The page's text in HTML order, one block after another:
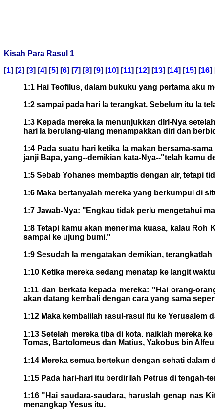
Kisah Para Rasul 1
[1] [2] [3] [4] [5] [6] [7] [8] [9] [10] [11] [12] [13] [14] [15] [16]
1:1 Hai Teofilus, dalam bukuku yang pertama aku
1:2 sampai pada hari Ia terangkat. Sebelum itu Ia
1:3 Kepada mereka Ia menunjukkan diri-Nya
hari Ia berulang-ulang menampakkan diri dan
1:4 Pada suatu hari ketika Ia makan bersama-
janji Bapa, yang--demikian kata-Nya--"telah kamu
1:5 Sebab Yohanes membaptis dengan air, tetapi
1:6 Maka bertanyalah mereka yang berkumpul di
1:7 Jawab-Nya: "Engkau tidak perlu mengetahui
1:8 Tetapi kamu akan menerima kuasa, kalau
sampai ke ujung bumi."
1:9 Sesudah Ia mengatakan demikian,
1:10 Ketika mereka sedang menatap ke langit
1:11 dan berkata kepada mereka: "Hai orang-
akan datang kembali dengan cara yang sama
1:12 Maka kembalilah rasul-rasul itu ke
1:13 Setelah mereka tiba di kota, naiklah mereka
Tomas, Bartolomeus dan Matius, Yakobus bin
1:14 Mereka semua bertekun dengan sehati
1:15 Pada hari-hari itu berdirilah Petrus di tengah-
1:16 "Hai saudara-saudara, haruslah genap nas
menangkap Yesus itu.